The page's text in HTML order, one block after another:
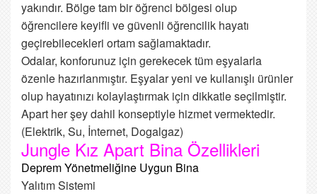
yakındır. Bölge tam bir öğrenci bölgesi olup
öğrencilere keyifli ve güvenli öğrencilik hayatı
geçirebilecekleri ortam sağlamaktadır.
Odalar, konforunuz için gerekecek tüm eşyalarla
özenle hazırlanmıştır. Eşyalar yeni ve kullanışlı ürünler
olup hayatınızı kolaylaştırmak için dikkatle seçilmiştir.
Apart her şey dahil konseptiyle hizmet vermektedir.
(Elektrik, Su, İnternet, Dogalgaz)
Jungle Kız Apart Bina Özellikleri
Deprem Yönetmeliğine Uygun Bina
Yalıtım Sistemi